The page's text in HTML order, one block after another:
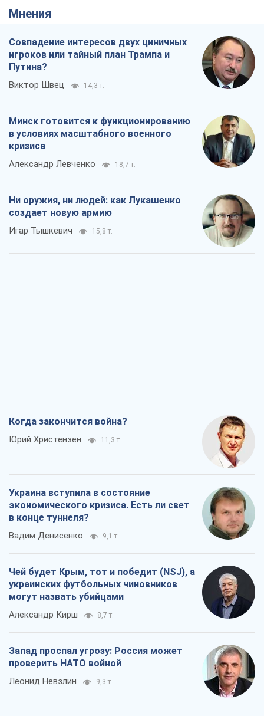
Мнения
Совпадение интересов двух циничных
игроков или тайный план Трампа и
Путина?
Виктор Швец 14,3 т.
Минск готовится к функционированию
в условиях масштабного военного
кризиса
Александр Левченко 18,7 т.
Ни оружия, ни людей: как Лукашенко
создает новую армию
Игар Тышкевич 15,8 т.
Когда закончится война?
Юрий Христензен 11,3 т.
Украина вступила в состояние
экономического кризиса. Есть ли свет
в конце туннеля?
Вадим Денисенко 9,1 т.
Чей будет Крым, тот и победит (NSJ), а
украинских футбольных чиновников
могут назвать убийцами
Александр Кирш 8,7 т.
Запад проспал угрозу: Россия может
проверить НАТО войной
Леонид Невзлин 9,3 т.